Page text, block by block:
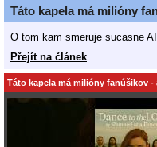
Táto kapela má milióny
O tom kam smeruje sucasne
Přejít na článek
Táto kapela má milióny fanúšikov -